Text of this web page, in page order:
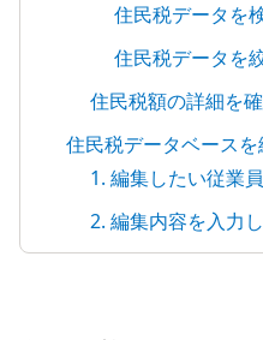
住民税データを
住民税データを
住民税額の詳細を
住民税データベースを
1. 編集したい従業
2. 編集内容を入力